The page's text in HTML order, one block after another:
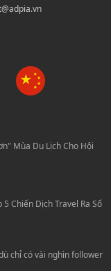
Mùa Du Lịch Cho Hội
Chiến Dịch Travel Ra Số
chỉ có vài nghìn follower